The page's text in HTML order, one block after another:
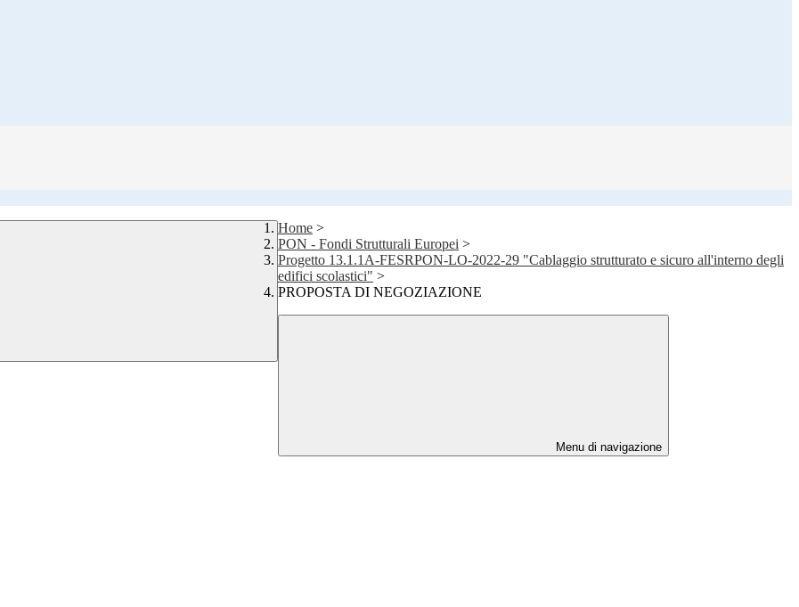
Home >
PON - Fondi Strutturali Europei >
Progetto 13.1.1A-FESRPON-LO-2022-29 "Cablaggio strutturato e sicuro all'interno degli
edifici scolastici" >
PROPOSTA DI NEGOZIAZIONE
Menu di navigazione